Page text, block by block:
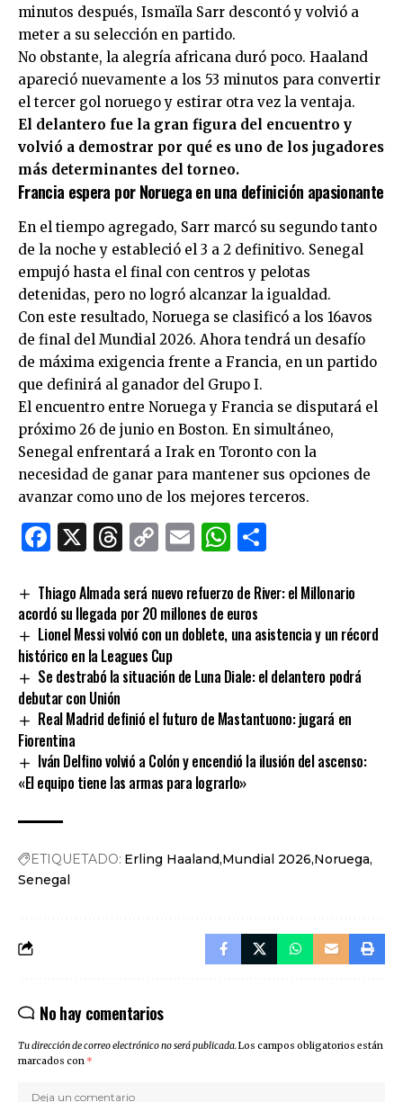
minutos después, Ismaïla Sarr descontó y volvió a
meter a su selección en partido.
No obstante, la alegría africana duró poco. Haaland
apareció nuevamente a los 53 minutos para convertir
el tercer gol noruego y estirar otra vez la ventaja.
El delantero fue la gran figura del encuentro y
volvió a demostrar por qué es uno de los jugadores
más determinantes del torneo.
Francia espera por Noruega en una definición apasionante
En el tiempo agregado, Sarr marcó su segundo tanto
de la noche y estableció el 3 a 2 definitivo. Senegal
empujó hasta el final con centros y pelotas
detenidas, pero no logró alcanzar la igualdad.
Con este resultado, Noruega se clasificó a los 16avos
de final del Mundial 2026. Ahora tendrá un desafío
de máxima exigencia frente a Francia, en un partido
que definirá al ganador del Grupo I.
El encuentro entre Noruega y Francia se disputará el
próximo 26 de junio en Boston. En simultáneo,
Senegal enfrentará a Irak en Toronto con la
necesidad de ganar para mantener sus opciones de
avanzar como uno de los mejores terceros.
Facebook
X Threads
CopyEmailWhatsApp
Thiago Almada será nuevo refuerzo de River: el Millonario
acordó su llegada por 20 millones de euros
Lionel Messi volvió con un doblete, una asistencia y un récord
histórico en la Leagues Cup
Se destrabó la situación de Luna Diale: el delantero podrá
debutar con Unión
Real Madrid definió el futuro de Mastantuono: jugará en
Fiorentina
Iván Delfino volvió a Colón y encendió la ilusión del ascenso:
«El equipo tiene las armas para lograrlo»
ETIQUETADO: Erling Haaland Mundial 2026 Noruega
Senegal
No hay comentarios
Tu dirección de correo electrónico no será publicada.Los campos obligatorios están
marcados con *